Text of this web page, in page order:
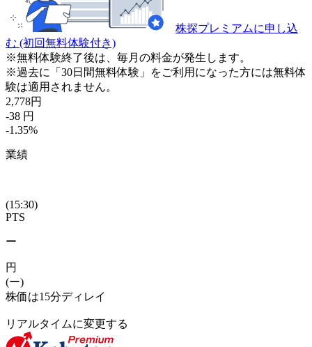
株探プレミアムに申し込
む (初回無料体験付き)
※無料体験終了後は、毎月の料金が発生します。
※過去に「30日間無料体験」をご利用になった方には無料体
験は適用されません。
2,778円
-38 円
-1.35%
業績
(15:30)
PTS
ー
円
(ー)
株価は15分ディレイ
リアルタイムに変更する